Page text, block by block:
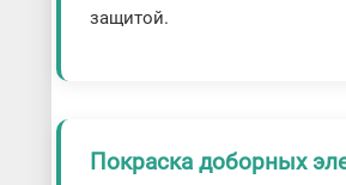
защитой.
Покраска доборных